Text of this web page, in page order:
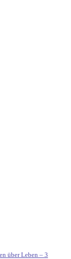
über Leben – 3